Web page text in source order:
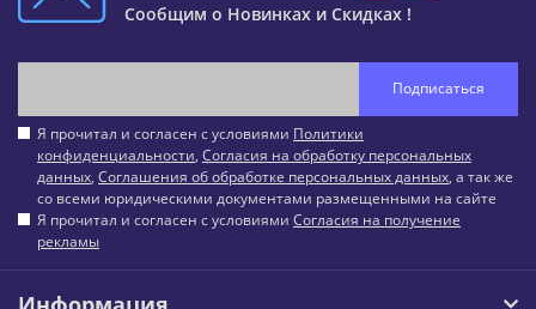
Сообщим о Новинках и Скидках !
Подписаться
Я прочитал и согласен с условиями Политики
конфиденциальности, Согласия на обработку персональных
данных, Соглашения об обработке персональных данных, а так же
со всеми юридическими документами размещенными на сайте
Я прочитал и согласен с условиями Согласия на получение
рекламы